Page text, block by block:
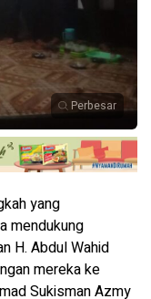
Perbesar
yang
mendukung
H. Abdul Wahid
mereka ke
Sukisman Azmy